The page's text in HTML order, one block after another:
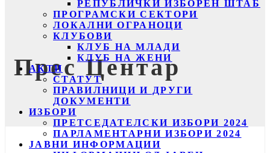
РЕПУБЛИЧКИ ИЗБОРЕН ШТАБ
ПРОГРАМСКИ СЕКТОРИ
ЛОКАЛНИ ОГРАНОЦИ
КЛУБОВИ
КЛУБ НА МЛАДИ
КЛУБ НА ЖЕНИ
АКТИ
СТАТУТ
ПРАВИЛНИЦИ И ДРУГИ
ДОКУМЕНТИ
ИЗБОРИ
ПРЕТСЕДАТЕЛСКИ ИЗБОРИ 2024
ПАРЛАМЕНТАРНИ ИЗБОРИ 2024
ЈАВНИ ИНФОРМАЦИИ
Прес Центар